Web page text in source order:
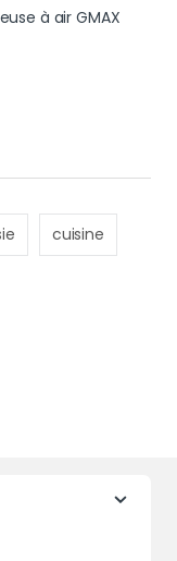
à air GMAX
cuisine